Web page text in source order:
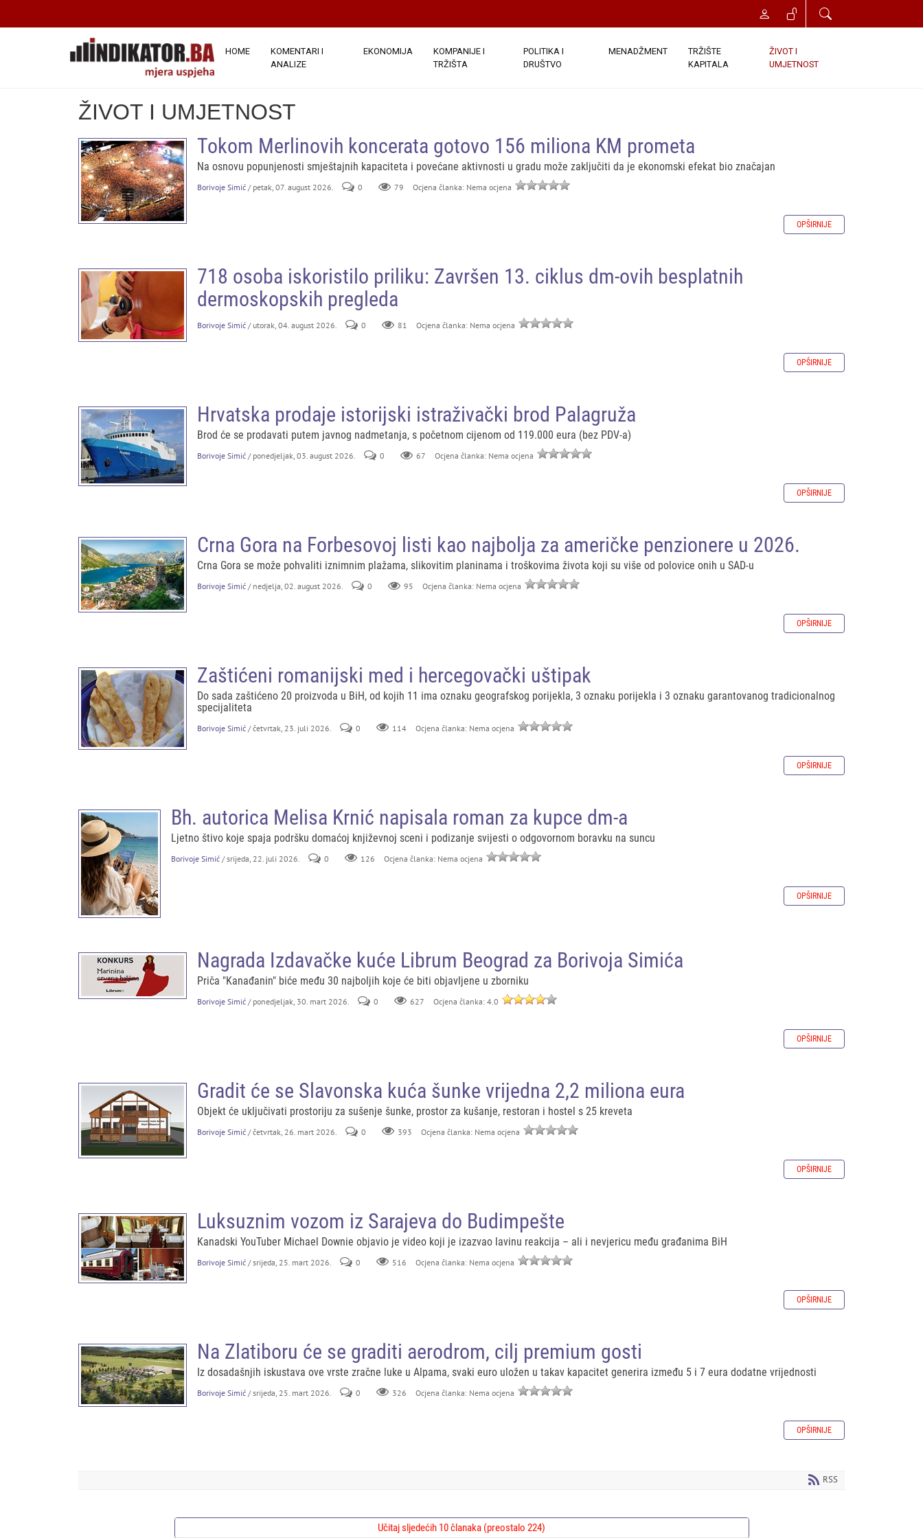
HOME
KOMENTARI I
ANALIZE
EKONOMIJA
KOMPANIJE I
TRŽIŠTA
POLITIKA I
DRUŠTVO
MENADŽMENT
TRŽIŠTE
KAPITALA
ŽIVOT I
UMJETNOST
ŽIVOT I UMJETNOST
Tokom Merlinovih koncerata gotovo 156 miliona KM prometa
Na osnovu popunjenosti smještajnih kapaciteta i povećane aktivnosti u gradu može zaključiti da je ekonomski efekat bio značajan
Borivoje Simić / petak, 07. august 2026. 0 79 Ocjena članka: Nema ocjena
OPŠIRNIJE
718 osoba iskoristilo priliku: Završen 13. ciklus dm-ovih besplatnih
dermoskopskih pregleda
Borivoje Simić / utorak, 04. august 2026. 0 81 Ocjena članka: Nema ocjena
OPŠIRNIJE
Hrvatska prodaje istorijski istraživački brod Palagruža
Brod će se prodavati putem javnog nadmetanja, s početnom cijenom od 119.000 eura (bez PDV-a)
Borivoje Simić / ponedjeljak, 03. august 2026. 0 67 Ocjena članka: Nema ocjena
OPŠIRNIJE
Crna Gora na Forbesovoj listi kao najbolja za američke penzionere u 2026.
Crna Gora se može pohvaliti iznimnim plažama, slikovitim planinama i troškovima života koji su više od polovice onih u SAD-u
Borivoje Simić / nedjelja, 02. august 2026. 0 95 Ocjena članka: Nema ocjena
OPŠIRNIJE
Zaštićeni romanijski med i hercegovački uštipak
Do sada zaštićeno 20 proizvoda u BiH, od kojih 11 ima oznaku geografskog porijekla, 3 oznaku porijekla i 3 oznaku garantovanog tradicionalnog
specijaliteta
Borivoje Simić / četvrtak, 23. juli 2026. 0 114 Ocjena članka: Nema ocjena
OPŠIRNIJE
Bh. autorica Melisa Krnić napisala roman za kupce dm-a
Ljetno štivo koje spaja podršku domaćoj književnoj sceni i podizanje svijesti o odgovornom boravku na suncu
Borivoje Simić / srijeda, 22. juli 2026. 0 126 Ocjena članka: Nema ocjena
OPŠIRNIJE
Nagrada Izdavačke kuće Librum Beograd za Borivoja Simića
Priča "Kanađanin" biće među 30 najboljih koje će biti objavljene u zborniku
Borivoje Simić / ponedjeljak, 30. mart 2026. 0 627 Ocjena članka: 4.0
OPŠIRNIJE
Gradit će se Slavonska kuća šunke vrijedna 2,2 miliona eura
Objekt će uključivati ​​​​prostoriju za sušenje šunke, prostor za kušanje, restoran i hostel s 25 kreveta
Borivoje Simić / četvrtak, 26. mart 2026. 0 393 Ocjena članka: Nema ocjena
OPŠIRNIJE
Luksuznim vozom iz Sarajeva do Budimpešte
Kanadski YouTuber Michael Downie objavio je video koji je izazvao lavinu reakcija – ali i nevjericu među građanima BiH
Borivoje Simić / srijeda, 25. mart 2026. 0 516 Ocjena članka: Nema ocjena
OPŠIRNIJE
Na Zlatiboru će se graditi aerodrom, cilj premium gosti
Iz dosadašnjih iskustava ove vrste zračne luke u Alpama, svaki euro uložen u takav kapacitet generira između 5 i 7 eura dodatne vrijednosti
Borivoje Simić / srijeda, 25. mart 2026. 0 326 Ocjena članka: Nema ocjena
OPŠIRNIJE
RSS
Učitaj sljedećih 10 članaka (preostalo 224)